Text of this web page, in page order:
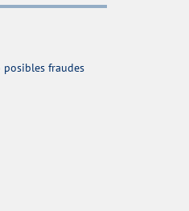
posibles fraudes